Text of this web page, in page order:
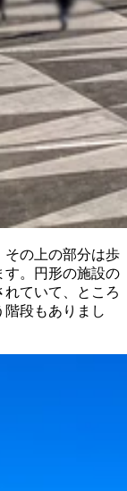
その上の部分は歩
す。円形の施設の
れていて、ところ
段もありまし